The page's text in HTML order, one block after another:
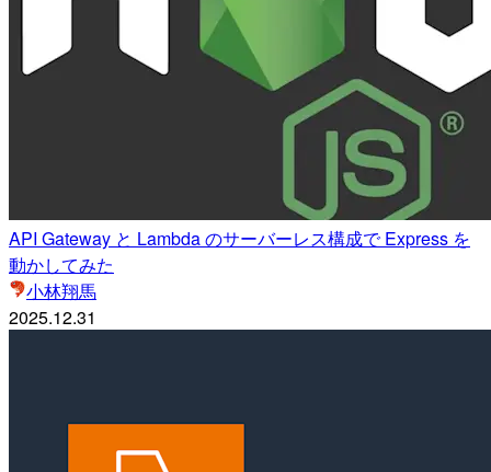
API Gateway と Lambda のサーバーレス構成で Express を
動かしてみた
小林翔馬
2025.12.31